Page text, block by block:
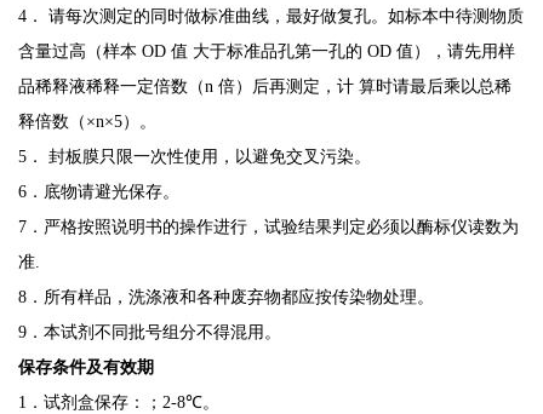
4 ． 请每次测定的同时做标准曲线，最好做复孔。如标本中待测物质
含量过高（样本OD值 大于标准品孔第一孔的OD值），请先用样
品稀释液稀释一定倍数（n倍）后再测定，计算时请最后乘以总稀
释倍数（×n×5）。
5 ． 封板膜只限一次性使用，以避免交叉污染。
6 ．底物请避光保存。
7 ．严格按照说明书的操作进行，试验结果判定必须以酶标仪读数为
准
8 ．所有样品，洗涤液和各种废弃物都应按传染物处理。
9 ．本试剂不同批号组分不得混用。
保存条件及有效期
1 ．试剂盒保存：； 2-8℃。